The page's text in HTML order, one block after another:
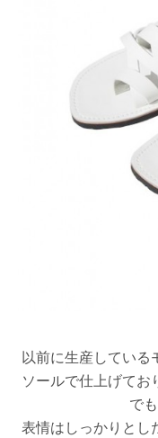
以前に生産している
ソールで仕上げて
で
表情はしっかりとし